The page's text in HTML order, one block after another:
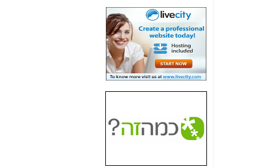
חשיפה: איוב קרא
אישר לקבוצת סלקום
בדיוק מה שביבי אישר
כאן
האם השר איוב קרא
היה צריך בכלל לחתום
על האישור, שנתן
האם ביבי וקרא קבלו
בכלל תמורה עבור